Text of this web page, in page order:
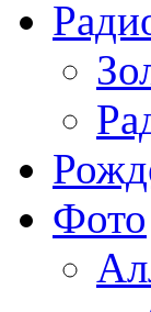
Фото